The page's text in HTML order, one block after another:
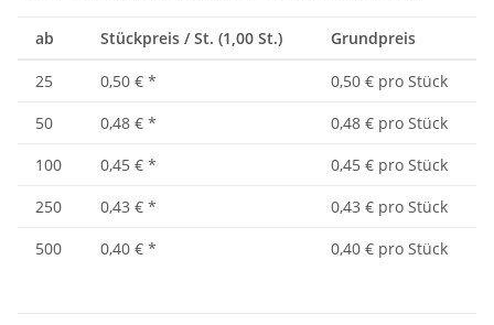
ab Stückpreis / St. (1,00 St.) Grundpreis
25 0,50 € *
0,50 € pro Stück
50
0,48 € *
0,48 € pro Stück
100
0,45 € *
0,45 € pro Stück
250
0,43 € *
0,43 € pro Stück
500
0,40 € * 0,40 € pro Stück